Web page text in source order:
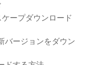
ープダウンロード
バージョンをダウン